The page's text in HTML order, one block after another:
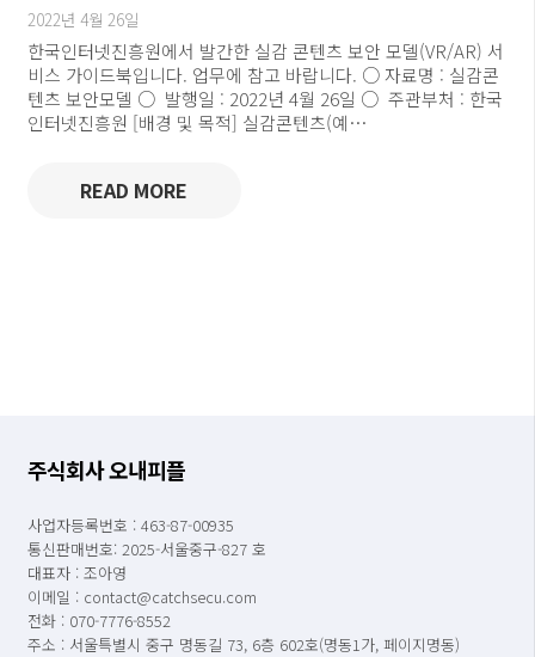
2022년 4월 26일
한국인터넷진흥원에서 발간한 실감 콘텐츠 보안 모델(VR/AR) 서
비스 가이드북입니다. 업무에 참고 바랍니다. ○ 자료명 : 실감콘
텐츠 보안모델 ○ 발행일 : 2022년 4월 26일 ○ 주관부처 : 한국
인터넷진흥원 [배경 및 목적] 실감콘텐츠(예…
READ MORE
주식회사 오내피플
사업자등록번호 : 463-87-00935
통신판매번호: 2025-서울중구-827 호
대표자 : 조아영
이메일 : contact@catchsecu.com
전화 : 070-7776-8552
주소 : 서울특별시 중구 명동길 73, 6층 602호(명동1가, 페이지명동)